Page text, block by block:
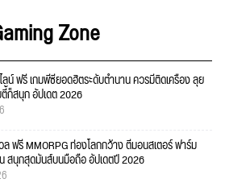
Zone
ลน์ ฟรี เกมพีซียอดฮิตระดับตำนาน ควรมีติดเครื่อง ลุย
ก็สนุก อัปเดต 2026
วล ฟรี MMORPG ท่องโลกกว้าง ตีมอนสเตอร์ ฟาร์ม
สนุกสุดมันส์บนมือถือ อัปเดตปี 2026